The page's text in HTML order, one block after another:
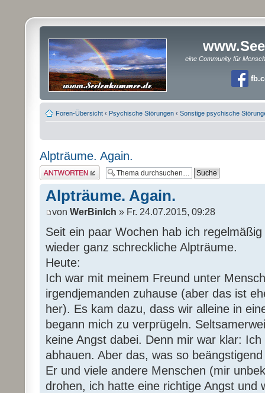
eine Community für
Foren-Übersicht ‹ Psychische Störungen ‹ Sonstige psychische
Alpträume. Again.
Antwort erstellen
Alpträume. Again.
von WerBinIch » Fr. 24.07.2015, 09:28
Seit ein paar Wochen hab ich
wieder ganz schreckliche Alpträume.
Heute:
Ich war mit meinem Freund unter
irgendjemanden zuhause (aber das ist
her). Es kam dazu, dass wir alleine in
begann mich zu verprügeln.
keine Angst dabei. Denn mir war klar:
abhauen. Aber das, was so
Er und viele andere Menschen (mir
drohen, ich hatte eine richtige Angst und